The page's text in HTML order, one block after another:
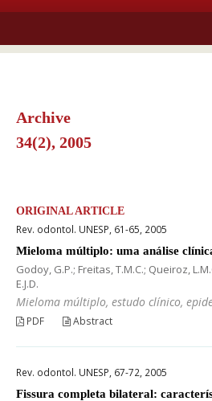
Archive
34(2), 2005
ORIGINAL ARTICLE
Rev. odontol. UNESP, 61-65, 2005
Mieloma múltiplo: uma análise
Godoy, G.P.; Freitas, T.M.C.; Queiroz,
E.J.D.
Mieloma múltiplo, estudo clínico,
PDF Abstract
Rev. odontol. UNESP, 67-72, 2005
Fissura completa bilateral: